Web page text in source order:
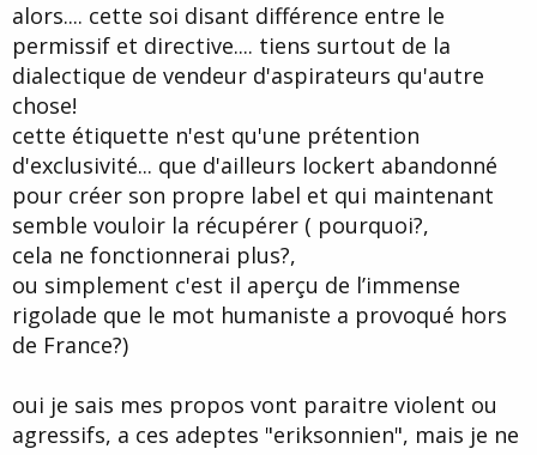
alors.... cette soi disant différence entre le
permissif et directive.... tiens surtout de la
dialectique de vendeur d'aspirateurs qu'autre
chose!
cette étiquette n'est qu'une prétention
d'exclusivité... que d'ailleurs lockert abandonné
pour créer son propre label et qui maintenant
semble vouloir la récupérer ( pourquoi?,
cela ne fonctionnerai plus?,
ou simplement c'est il aperçu de l’immense
rigolade que le mot humaniste a provoqué hors
de France?)
oui je sais mes propos vont paraitre violent ou
agressifs, a ces adeptes "eriksonnien", mais je ne